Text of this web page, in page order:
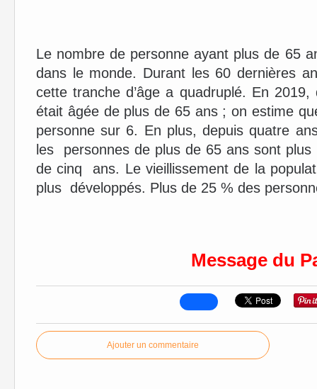
Le nombre de personne ayant plus de 65
dans le monde. Durant les 60 dernières
cette tranche d’âge a quadruplé. En
était âgée de plus de 65 ans ; on estime
personne sur 6. En plus, depuis quatre
les personnes de plus de 65 ans sont
de cinq ans. Le vieillissement de la
plus développés. Plus de 25 % des
Message du
Ajouter un commentaire